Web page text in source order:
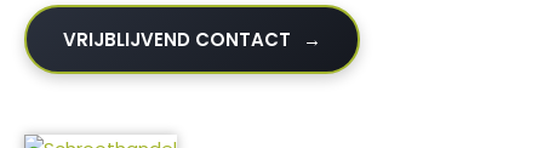
VRIJBLIJVEND CONTACT